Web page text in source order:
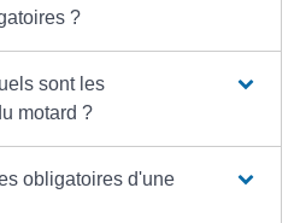
?
sont les
motard ?
obligatoires d'une